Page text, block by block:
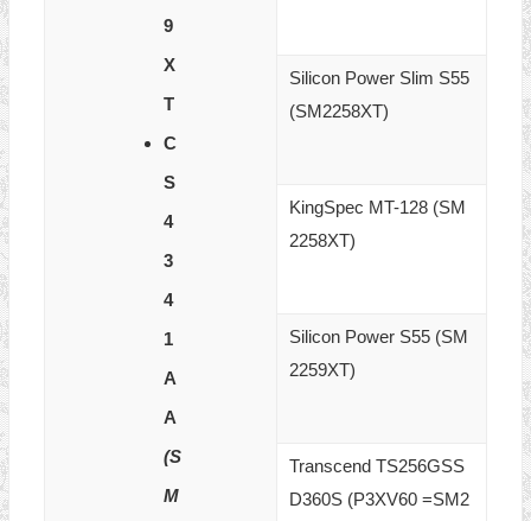
9
X
T
C
S
4
3
4
1
A
A
(S
M
Silicon Power Slim S55
(SM2258XT)
KingSpec MT-128 (SM
2258XT)
Silicon Power S55 (SM
2259XT)
Transcend TS256GSS
D360S (P3XV60 =SM2